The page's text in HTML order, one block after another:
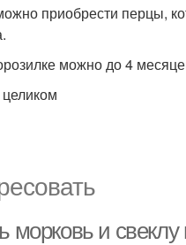
приобрести перцы,
можно до 4
морковь и